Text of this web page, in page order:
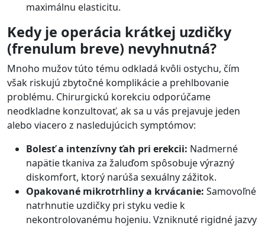
maximálnu elasticitu.
Kedy je operácia krátkej uzdičky
(frenulum breve) nevyhnutná?
Mnoho mužov túto tému odkladá kvôli ostychu, čím
však riskujú zbytočné komplikácie a prehlbovanie
problému. Chirurgickú korekciu odporúčame
neodkladne konzultovať, ak sa u vás prejavuje jeden
alebo viacero z nasledujúcich symptómov:
Bolesť a intenzívny ťah pri erekcii: Nadmerné
napätie tkaniva za žaluďom spôsobuje výrazný
diskomfort, ktorý narúša sexuálny zážitok.
Opakované mikrotrhliny a krvácanie: Samovoľné
natrhnutie uzdičky pri styku vedie k
nekontrolovanému hojeniu. Vzniknuté rigidné jazvy